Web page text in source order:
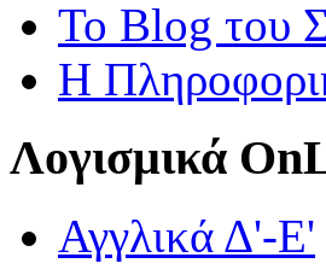
Το Blog του
Η
Λογισμικά
Αγγλικά Δ'-Ε'